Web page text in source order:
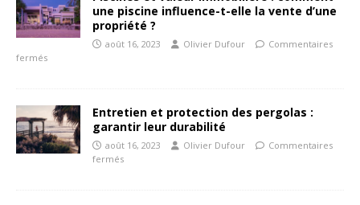
une piscine influence-t-elle la vente d’une
propriété ?
août 16, 2023 Olivier Dufour
Commentaires
fermés
Entretien et protection des pergolas :
garantir leur durabilité
août 16, 2023 Olivier Dufour
Commentaires
fermés